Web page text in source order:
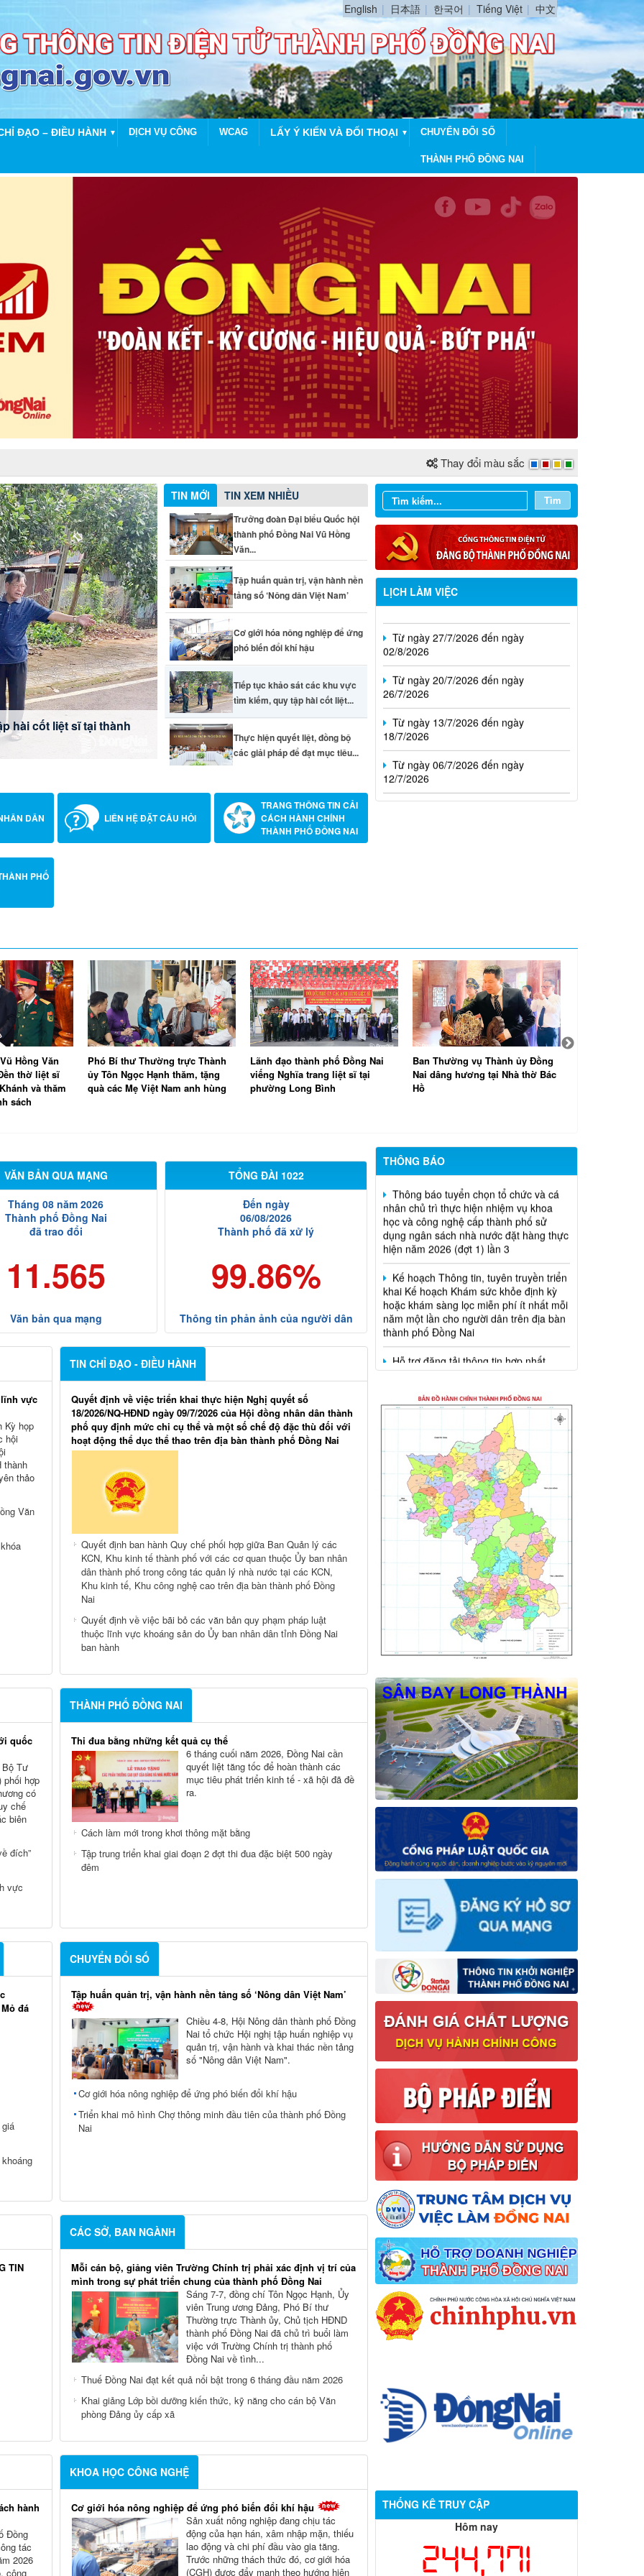
English 日本語 한국어 Tiếng Việt 中文
ĐẠO – ĐIỀU HÀNH ▼ DỊCH VỤ CÔNG WCAG LẤY Ý KIẾN VÀ ĐỐI THOẠI ▼ CHUYỂN ĐỔI SỐ
THÀNH PHỐ ĐỒNG NAI
Thay đổi màu sắc
Tìm
LỊCH LÀM VIỆC
Từ ngày 03/8/2026 đến ngày
09/8/2026
02/8/2026
Từ ngày 20/7/2026 đến ngày
26/7/2026
Từ ngày 13/7/2026 đến ngày
18/7/2026
Từ ngày 06/7/2026 đến ngày
12/7/2026
TIN MỚI TIN XEM NHIỀU
Nai Vũ Hồng Văn điều
dân Việt Nam’
hậu
hài cốt liệt sĩ tại thành
mục tiêu tăng trưởng
Trưởng đoàn Đại biểu Quốc hội
thành phố Đồng Nai Vũ Hồng
Văn...
Tập huấn quản trị, vận hành nền
tảng số ‘Nông dân Việt Nam’
Cơ giới hóa nông nghiệp để ứng
phó biến đổi khí hậu
Tiếp tục khảo sát các khu vực
tìm kiếm, quy tập hài cốt liệt...
Thực hiện quyết liệt, đồng bộ
các giải pháp để đạt mục tiêu...
DÂN LIÊN HỆ ĐẶT CÂU HỎI
TRANG THÔNG TIN CẢI
CÁCH HÀNH CHÍNH
THÀNH PHỐ ĐỒNG NAI
PHỐ
Hồng Văn
thờ liệt sĩ
và thăm
sách
Phó Bí thư Thường trực Thành
ủy Tôn Ngọc Hạnh thăm, tặng
quà các Mẹ Việt Nam anh hùng
Lãnh đạo thành phố Đồng Nai
viếng Nghĩa trang liệt sĩ tại
phường Long Bình
Ban Thường vụ Thành ủy Đồng
Nai dâng hương tại Nhà thờ Bác
Hồ
VĂN BẢN QUA MẠNG
Tháng 08 năm 2026
Thành phố Đồng Nai
đã trao đổi
11.565
Văn bản qua mạng
TỔNG ĐÀI 1022
Đến ngày
06/08/2026
Thành phố đã xử lý
99.86%
Thông tin phản ảnh của người dân
lĩnh vực
Kỳ họp
hội
thành
thảo
Văn
TIN CHỈ ĐẠO - ĐIỀU HÀNH
Quyết định về việc triển khai thực hiện Nghị quyết số
18/2026/NQ-HĐND ngày 09/7/2026 của Hội đồng nhân dân thành
phố quy định mức chi cụ thể và một số chế độ đặc thù đối với
hoạt động thể dục thể thao trên địa bàn thành phố Đồng Nai
Quyết định ban hành Quy chế phối hợp giữa Ban Quản lý các
KCN, Khu kinh tế thành phố với các cơ quan thuộc Ủy ban nhân
dân thành phố trong công tác quản lý nhà nước tại các KCN,
Khu kinh tế, Khu công nghệ cao trên địa bàn thành phố Đồng
Nai
Quyết định về việc bãi bỏ các văn bản quy phạm pháp luật
thuộc lĩnh vực khoáng sản do Ủy ban nhân dân tỉnh Đồng Nai
ban hành
quốc
Bộ Tư
phối hợp
có
chế
biên
đích”
vực
THÀNH PHỐ ĐỒNG NAI
Thi đua bằng những kết quả cụ thể
6 tháng cuối năm 2026, Đồng Nai cần
quyết liệt tăng tốc để hoàn thành các
mục tiêu phát triển kinh tế - xã hội đã đề
ra.
Cách làm mới trong khơi thông mặt bằng
Tập trung triển khai giai đoạn 2 đợt thi đua đặc biệt 500 ngày
đêm
đá
CHUYỂN ĐỔI SỐ
Tập huấn quản trị, vận hành nền tảng số ‘Nông dân Việt Nam’
Chiều 4-8, Hội Nông dân thành phố Đồng
Nai tổ chức Hội nghị tập huấn nghiệp vụ
quản trị, vận hành và khai thác nền tảng
số "Nông dân Việt Nam".
Cơ giới hóa nông nghiệp để ứng phó biến đổi khí hậu
Triển khai mô hình Chợ thông minh đầu tiên của thành phố Đồng
Nai
TIN
CÁC SỞ, BAN NGÀNH
Mỗi cán bộ, giảng viên Trường Chính trị phải xác định vị trí của
mình trong sự phát triển chung của thành phố Đồng Nai
Sáng 7-7, đồng chí Tôn Ngọc Hạnh, Ủy
viên Trung ương Đảng, Phó Bí thư
Thường trực Thành ủy, Chủ tịch HĐND
thành phố Đồng Nai đã chủ trì buổi làm
việc với Trường Chính trị thành phố
Đồng Nai về tình...
Thuế Đồng Nai đạt kết quả nổi bật trong 6 tháng đầu năm 2026
Khai giảng Lớp bồi dưỡng kiến thức, kỹ năng cho cán bộ Văn
phòng Đảng ủy cấp xã
hành
Đồng
tác
2026
công
KHOA HỌC CÔNG NGHỆ
Cơ giới hóa nông nghiệp để ứng phó biến đổi khí hậu
Sản xuất nông nghiệp đang chịu tác
động của hạn hán, xâm nhập mặn, thiếu
lao động và chi phí đầu vào gia tăng.
Trước những thách thức đó, cơ giới hóa
(CGH) được đẩy mạnh theo hướng hiện
THÔNG BÁO
Thông báo tuyển chọn tổ chức và cá
nhân chủ trì thực hiện nhiệm vụ khoa
học và công nghệ cấp thành phố sử
dụng ngân sách nhà nước đặt hàng thực
hiện năm 2026 (đợt 1) lần 3
Kế hoạch Thông tin, tuyên truyền triển
khai Kế hoạch Khám sức khỏe định kỳ
hoặc khám sàng lọc miễn phí ít nhất mỗi
năm một lần cho người dân trên địa bàn
thành phố Đồng Nai
Hỗ trợ đăng tải thông tin hợp nhất,
thay đổi địa chỉ trụ sở làm việc
Công khai thông tin vi phạm pháp luật
THỐNG KÊ TRUY CẬP
Hôm nay
244,771